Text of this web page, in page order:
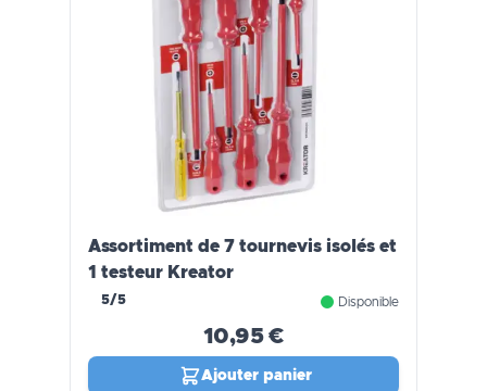
Assortiment de 7 tournevis isolés et
1 testeur Kreator
5/5 Disponible
10,95 €
Ajouter panier